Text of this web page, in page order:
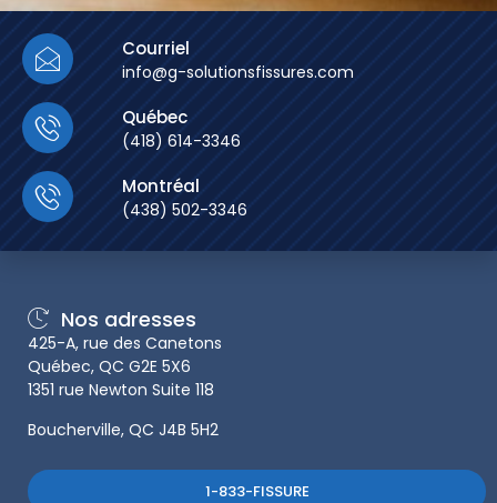
Courriel
info@g-solutionsfissures.com
Québec
(418) 614-3346
Montréal
(438) 502-3346
Nos adresses
425-A, rue des Canetons
Québec, QC G2E 5X6
1351 rue Newton Suite 118
Boucherville, QC J4B 5H2
1-833-FISSURE